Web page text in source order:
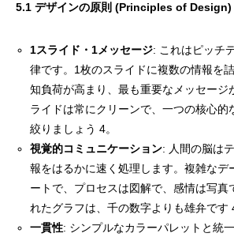
5.1 デザインの原則 (Principles of Design)
1スライド・1メッセージ: これはピッチ
律です。1枚のスライドに複数の情報を
知負荷が高まり、最も重要なメッセージ
ライドは常にクリーンで、一つの核心的
絞りましょう 4。
視覚的コミュニケーション: 人間の脳は
報をはるかに速く処理します。複雑なデ
ートで、プロセスは図解で、感情は写真
れたグラフは、千の数字よりも雄弁です
一貫性: シンプルなカラーパレットと統